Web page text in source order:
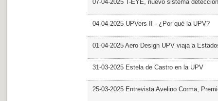
07-04-2025 T-EYE, nuevo sistema
04-04-2025 UPVers II - ¿Por qué la UPV?
01-04-2025 Aero Design UPV viaja a
31-03-2025 Estela de Castro en la UPV
25-03-2025 Entrevista Avelino Corma,